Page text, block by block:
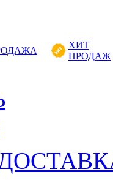
ХИТ
ПРОДАЖ